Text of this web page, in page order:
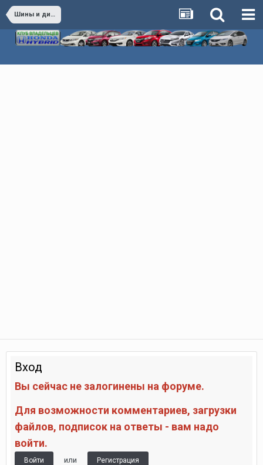
Шины и диски
Вход
Вы сейчас не залогинены на форуме.
Для возможности комментариев, загрузки
файлов, подписок на ответы - вам надо
войти.
Войти или Регистрация